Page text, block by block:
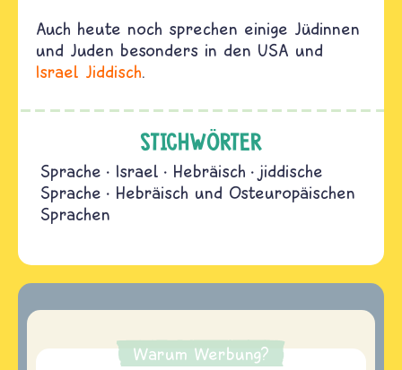
Auch heute noch sprechen einige Jüdinnen
und Juden besonders in den USA und
Israel Jiddisch.
STICHWÖRTER
Sprache Israel Hebräisch
jiddische
Sprache
Hebräisch und Osteuropäischen
Sprachen
Warum Werbung?